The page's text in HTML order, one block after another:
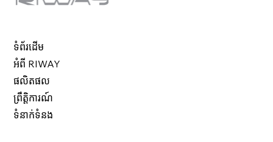
ទំព័រដើម
អំពី RIWAY
ផលិតផល
ព្រឹត្តិការណ៍
ទំនាក់ទំនង